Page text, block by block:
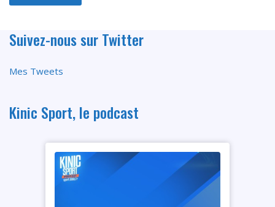
Suivez-nous sur Twitter
Mes Tweets
Kinic Sport, le podcast